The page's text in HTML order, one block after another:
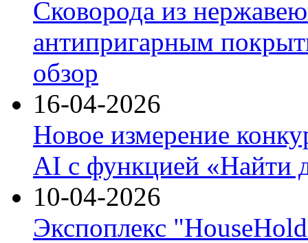
Сковорода из
антипригарным
обзор
16-04-2026
Новое измерение
AI с функцией «Найти
10-04-2026
Экспоплекс